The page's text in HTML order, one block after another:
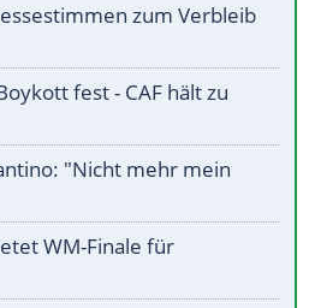
zum Verbleib
fest - CAF hält zu
"Nicht mehr mein
WM-Finale für